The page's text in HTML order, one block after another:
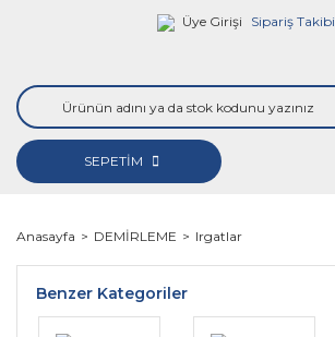
Üye Girişi Sipariş Takibi
SEPETİM
Anasayfa DEMİRLEME Irgatlar
Benzer Kategoriler